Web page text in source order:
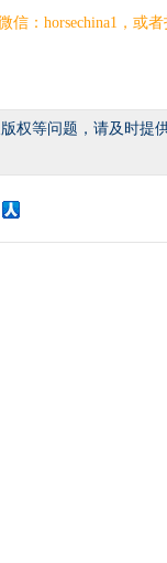
信：horsechina1，或
权等问题，请及时提